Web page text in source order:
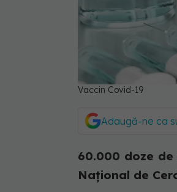
Vaccin Covid-19
Adaugă-ne ca
60.000 doze
Național de